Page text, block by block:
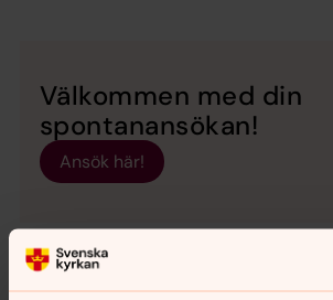
Välkommen med din
spontanansökan!
Ansök här!